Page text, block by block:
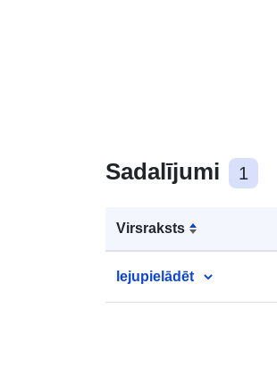
Sadalījumi 1
Virsraksts
lejupielādēt